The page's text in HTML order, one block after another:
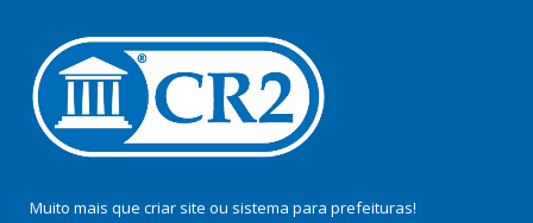
Muito mais que criar site ou sistema para prefeituras!